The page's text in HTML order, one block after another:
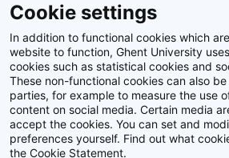
Album:
(H)Eerlijk Verbeeld:
een eerlijke wereld'
Disclaimer
Cookie settings
In addition to functional cookies which
website to function, Ghent University
cookies such as statistical cookies and
These non-functional cookies can also
parties, for example to measure the use
content on social media. Certain media
accept the cookies. You can set and
preferences yourself. Find out what
the Cookie Statement.